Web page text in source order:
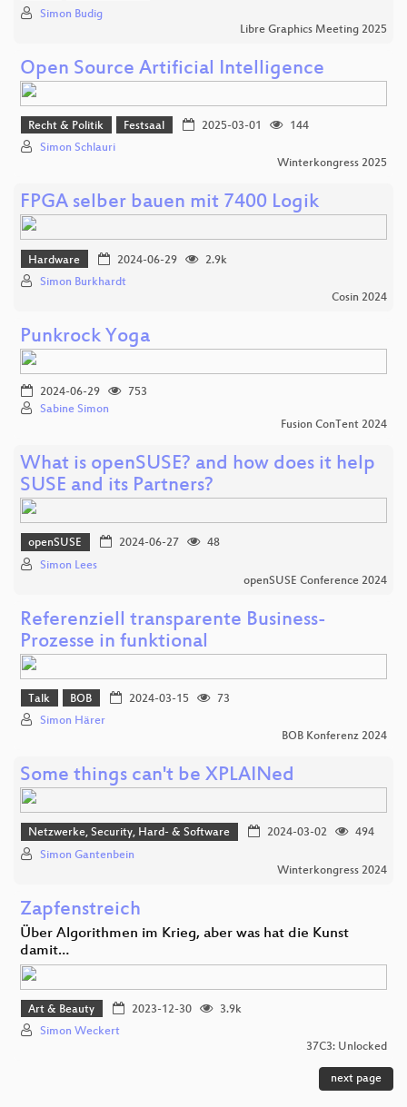
Simon Budig
Libre Graphics Meeting 2025
Open Source Artificial Intelligence
Recht & Politik Festsaal 2025-03-01
144
Simon Schlauri
Winterkongress 2025
FPGA selber bauen mit 7400 Logik
Hardware 2024-06-29
2.9k
Simon Burkhardt
Cosin 2024
Punkrock Yoga
2024-06-29
753
Sabine Simon
Fusion ConTent 2024
What is openSUSE? and how does it help
SUSE and its Partners?
openSUSE 2024-06-27
48
Simon Lees
openSUSE Conference 2024
Referenziell transparente Business-
Prozesse in funktional
Talk BOB 2024-03-15
73
Simon Härer
BOB Konferenz 2024
Some things can't be XPLAINed
Netzwerke, Security, Hard- & Software 2024-03-02
494
Simon Gantenbein
Winterkongress 2024
Zapfenstreich
Über Algorithmen im Krieg, aber was hat die Kunst
damit…
Art & Beauty 2023-12-30
3.9k
Simon Weckert
37C3: Unlocked
next page